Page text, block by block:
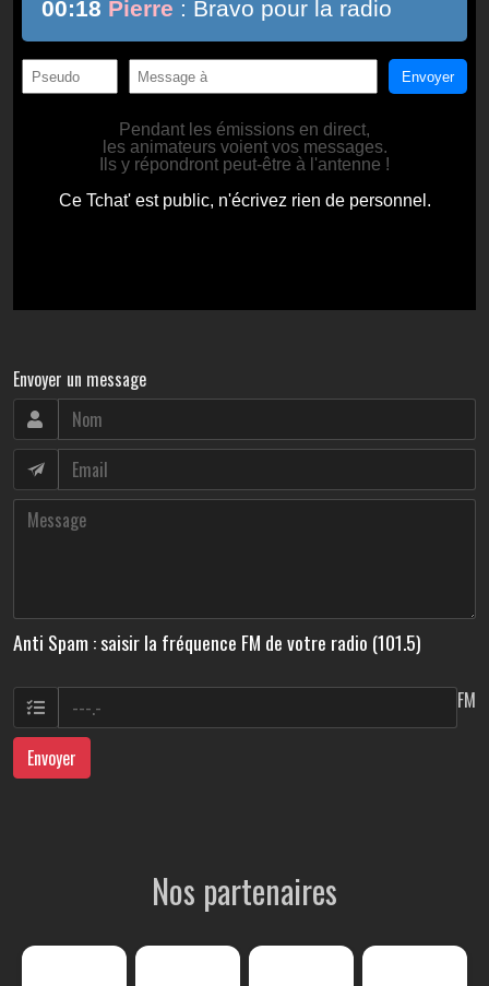
Envoyer un message
Anti Spam : saisir la fréquence FM de votre radio (101.5)
FM
Envoyer
Nos partenaires